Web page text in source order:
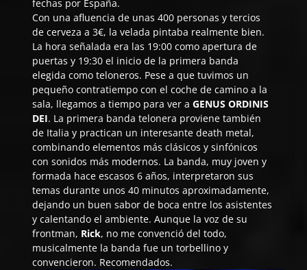
fechas por España.
Con una afluencia de unas 400 personas y tercios
de cerveza a 3€, la velada pintaba realmente bien.
La hora señalada era las 19:00 como apertura de
puertas y 19:30 el inicio de la primera banda
elegida como teloneros. Pese a que tuvimos un
pequeño contratiempo con el coche de camino a la
sala, llegamos a tiempo para ver aGENUS ORDINIS
DEI. La primera banda telonera proviene también
de Italia y practican un interesante death metal,
combinando elementos más clásicos y sinfónicos
con sonidos más modernos. La banda, muy joven y
formada hace escasos 6 años, interpretaron sus
temas durante unos 40 minutos aproximadamente,
dejando un buen sabor de boca entre los asistentes
y calentando el ambiente. Aunque la voz de su
frontman, Rick, no me convenció del todo,
musicalmente la banda fue un torbellino y
convencieron. Recomendados.